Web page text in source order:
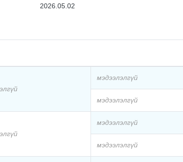
2026.05.02
мэдээлэлгүй
мэдээлэлгүй
мэдээлэлгүй
мэдээлэлгүй